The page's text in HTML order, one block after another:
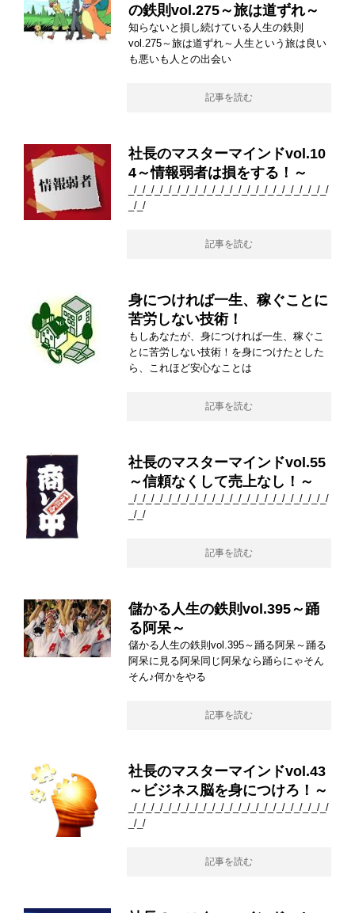
の鉄則vol.275～旅は道ずれ～
知らないと損し続けている人生の鉄則
vol.275～旅は道ずれ～人生という旅は良い
も悪いも人との出会い
記事を読む
社長のマスターマインドvol.10
4～情報弱者は損をする！～
_/_/_/_/_/_/_/_/_/_/_/_/_/_/_/_/_/_/_/_/_/_/_/
_/_/
記事を読む
身につければ一生、稼ぐことに
苦労しない技術！
もしあなたが、身につければ一生、稼ぐこ
とに苦労しない技術！を身につけたとした
ら、これほど安心なことは
記事を読む
社長のマスターマインドvol.55
～信頼なくして売上なし！～
_/_/_/_/_/_/_/_/_/_/_/_/_/_/_/_/_/_/_/_/_/_/_/
_/_/
記事を読む
儲かる人生の鉄則vol.395～踊
る阿呆～
儲かる人生の鉄則vol.395～踊る阿呆～踊る
阿呆に見る阿呆同じ阿呆なら踊らにゃそん
そん♪何かをやる
記事を読む
社長のマスターマインドvol.43
～ビジネス脳を身につけろ！～
_/_/_/_/_/_/_/_/_/_/_/_/_/_/_/_/_/_/_/_/_/_/_/
_/_/
記事を読む